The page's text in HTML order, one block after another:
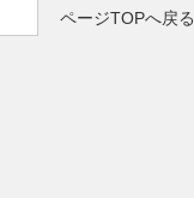
ページTOPへ戻る